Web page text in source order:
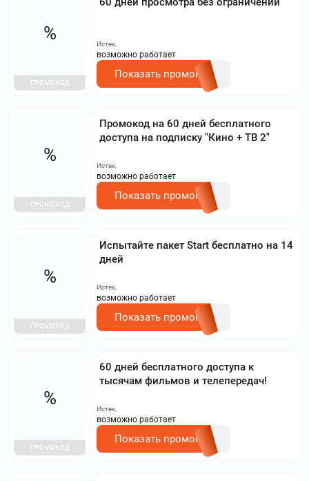
%
ПРОМОКОД
Истек,
возможно работает
Показать промокод
Промокод на 60 дней бесплатного
доступа на подписку "Кино + ТВ 2"
%
ПРОМОКОД
Истек,
возможно работает
Показать промокод
Испытайте пакет Start бесплатно на 14
дней
%
ПРОМОКОД
Истек,
возможно работает
Показать промокод
60 дней бесплатного доступа к
тысячам фильмов и телепередач!
%
ПРОМОКОД
Истек,
возможно работает
Показать промокод